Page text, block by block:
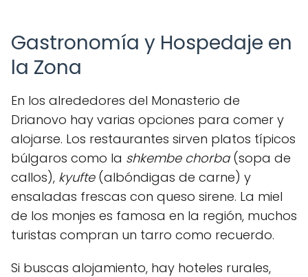
Gastronomía y Hospedaje en
la Zona
En los alrededores del Monasterio de
Drianovo hay varias opciones para comer y
alojarse. Los restaurantes sirven platos típicos
búlgaros como la shkembe chorba(sopa de
callos), kyufte(albóndigas de carne) y
ensaladas frescas con queso sirene. La miel
de los monjes es famosa en la región, muchos
turistas compran un tarro como recuerdo.
Si buscas alojamiento, hay hoteles rurales,